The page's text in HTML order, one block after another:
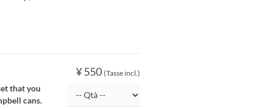
¥ 550 (Tasse incl.)
that you
cans.